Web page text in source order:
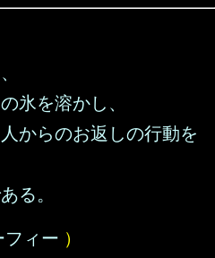
氷を溶かし、
からのお返しの行動を
る。
フィー ）